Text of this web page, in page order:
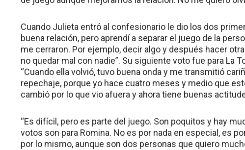
Cuando Julieta entró al confesionario le dio los dos
buena relación, pero aprendí a separar el juego de la
me cerraron. Por ejemplo, decir algo y después hacer
no quedar mal con nadie”. Su siguiente voto fue para La
“Cuando ella volvió, tuvo buena onda y me transmitió
repechaje, porque yo hace cuatro meses y medio que
cambió por lo que vio afuera y ahora tiene buenas
“Es difícil, pero es parte del juego. Son poquitos y hay
votos son para Romina. No es por nada en especial, es
por lo mismo, aunque son dos personas que quiero